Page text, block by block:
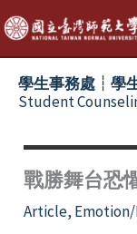
Skip
to
content
學生事務處┆學
Student
戰勝舞台恐
Article,